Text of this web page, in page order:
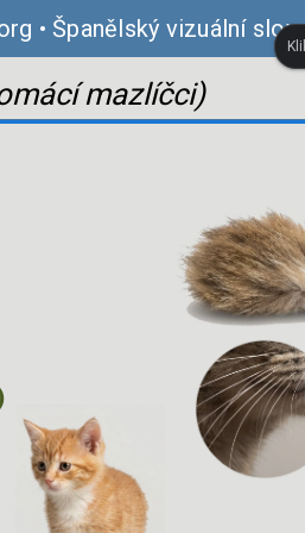
• Španělský vizuální
mazlíčci)